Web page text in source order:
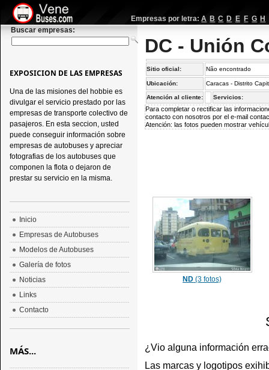
Empresas por letra: A B C D E F G H
Buscar empresas:
DC - Unión
Sitio oficial: Não encontrado
Ubicación: Caracas - Distrito
Atención al cliente: Servicios:
Para completar o rectificar las
contacto con nosotros por el e-mail
Atención: las fotos pueden mostrar
ND (3 fotos)
¿Vio alguna información
Las marcas y logotipos
EXPOSICION DE LAS EMPRESAS
Una de las misiones del hobbie es
divulgar el servicio prestado por las
empresas de transporte colectivo de
pasajeros. En esta seccion, usted
puede conseguir información sobre
empresas de autobuses y apreciar
fotografias de los autobuses que
componen la flota o dejaron de
prestar su servicio en la misma.
Inicio
Empresas de Autobuses
Modelos de Autobuses
Galería de fotos
Noticias
Links
Contacto
MÁS...